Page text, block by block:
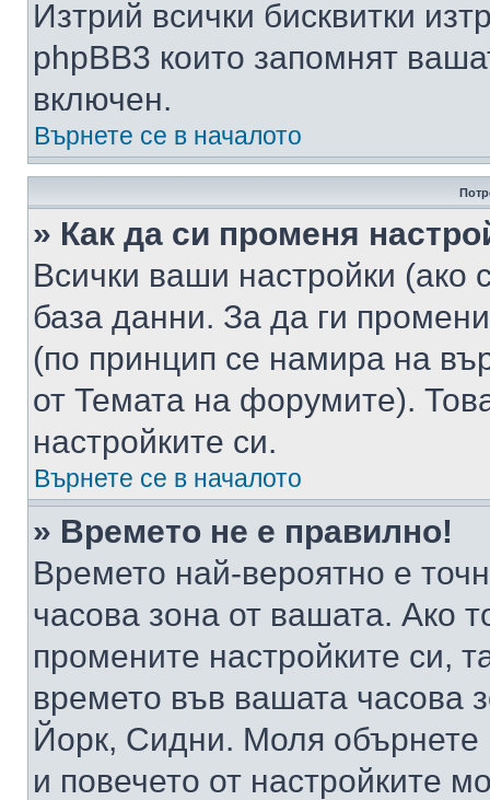
Изтрий всички бисквитки
phpBB3 които запомнят
включен.
Върнете се в началото
» Как да си променя
Всички ваши настройки (ако
база данни. За да ги
(по принцип се намира на
от Темата на форумите).
настройките си.
Върнете се в началото
» Времето не е правилно!
Времето най-вероятно е
часова зона от вашата. Ако
промените настройките си,
времето във вашата
Йорк, Сидни. Моля обърнете
и повечето от настройките